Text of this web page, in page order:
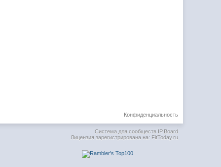
Конфиденциальность
Система для сообществ IP.Board
Лицензия зарегистрирована на: FitToday.ru